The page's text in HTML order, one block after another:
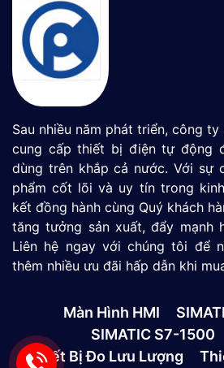
Sau nhiều năm phát triển, công ty
cung cấp thiết bị điện tự động
dùng trên khắp cả nước. Với sự
phẩm cốt lõi và uy tín trong kinh
kết đồng hành cùng Quý khách
tăng tưởng sản xuất, đẩy mạnh
Liên hệ ngay với chúng tôi để
thêm nhiều ưu đãi hấp dẫn khi
Màn Hình HMI
SIMATIC S7-1500
Thiết Bị Đo Lưu Lượng